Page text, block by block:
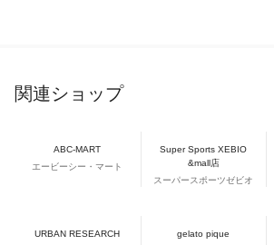
関連ショップ
ABC-MART
エービーシー・マート
Super Sports XEBIO
&mall店
スーパースポーツゼビオ
URBAN RESEARCH
gelato pique